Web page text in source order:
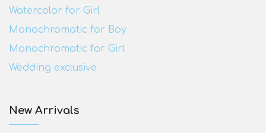
Watercolor for Girl
Monochromatic for Boy
Monochromatic for Girl
Wedding exclusive
New Arrivals